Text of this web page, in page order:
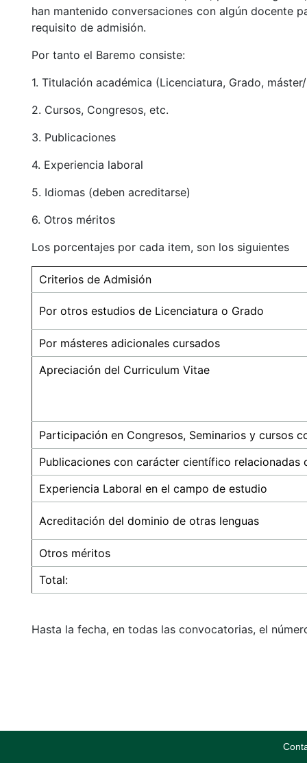
han mantenido conversaciones con algún docente
requisito de admisión.
Por tanto el Baremo consiste:
1. Titulación académica (Licenciatura, Grado,
2. Cursos, Congresos, etc.
3. Publicaciones
4. Experiencia laboral
5. Idiomas (deben acreditarse)
6. Otros méritos
Los porcentajes por cada item, son los siguientes
Criterios de Admisión
Por otros estudios de Licenciatura o Grado
Por másteres adicionales cursados
Apreciación del Curriculum Vitae
Participación en Congresos, Seminarios y cursos
Publicaciones con carácter científico relacionadas
Experiencia Laboral en el campo de estudio
Acreditación del dominio de otras lenguas
Otros méritos
Total:
Hasta la fecha, en todas las convocatorias, el